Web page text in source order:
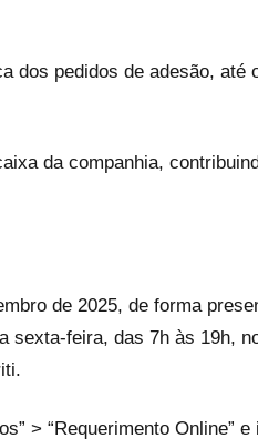
dos pedidos de adesão, até
da companhia,
de 2025, de forma
sexta-feira, das 7h às 19h,
> “Requerimento Online”